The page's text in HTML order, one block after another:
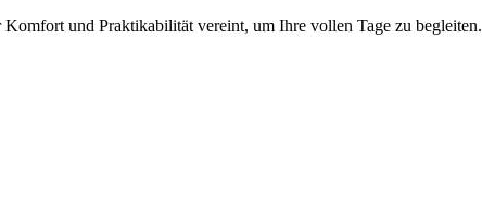
und Praktikabilität vereint, um Ihre vollen Tage zu begleiten.